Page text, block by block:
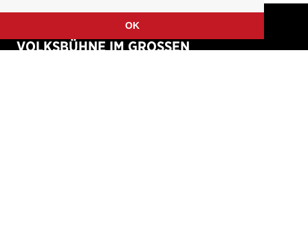
OK
VOLKSBÜHNE IM GROSSEN